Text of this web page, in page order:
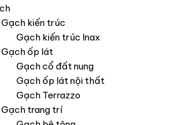
Gạch kiến trúc
Gạch kiến trúc Inax
Gạch ốp lát
Gạch cổ đất nung
Gạch ốp lát nội thất
Gạch Terrazzo
Gạch trang trí